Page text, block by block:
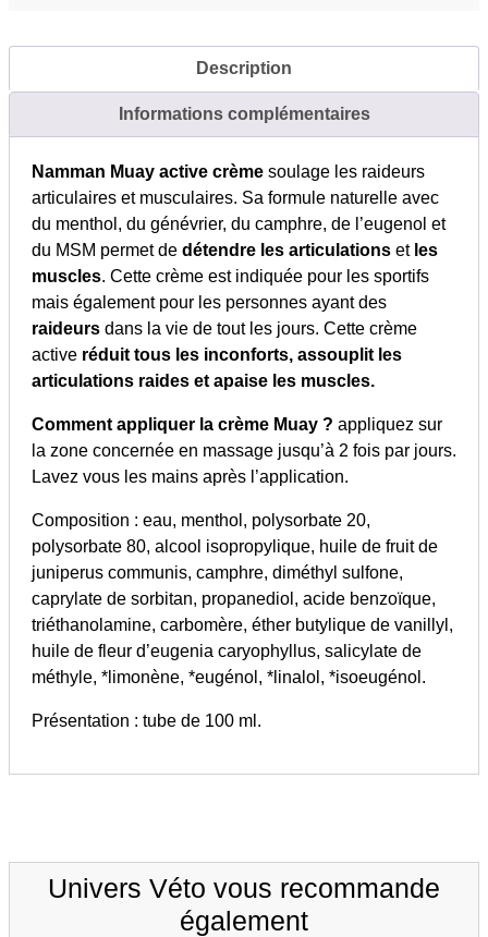
100
Description
Informations complémentaires
Namman Muay active crème soulage les raideurs
articulaires et musculaires. Sa formule naturelle avec
du menthol, du génévrier, du camphre, de l’eugenol et
du MSM permet de détendre les articulations et les
muscles. Cette crème est indiquée pour les sportifs
mais également pour les personnes ayant des
raideurs dans la vie de tout les jours. Cette crème
active réduit tous les inconforts, assouplit les
articulations raides et apaise les muscles.
Comment appliquer la crème Muay ? appliquez sur
la zone concernée en massage jusqu’à 2 fois par jours.
Lavez vous les mains après l’application.
Composition : eau, menthol, polysorbate 20,
polysorbate 80, alcool isopropylique, huile de fruit de
juniperus communis, camphre, diméthyl sulfone,
caprylate de sorbitan, propanediol, acide benzoïque,
triéthanolamine, carbomère, éther butylique de vanillyl,
huile de fleur d’eugenia caryophyllus, salicylate de
méthyle, *limonène, *eugénol, *linalol, *isoeugénol.
Présentation : tube de 100 ml.
Univers Véto vous recommande
également